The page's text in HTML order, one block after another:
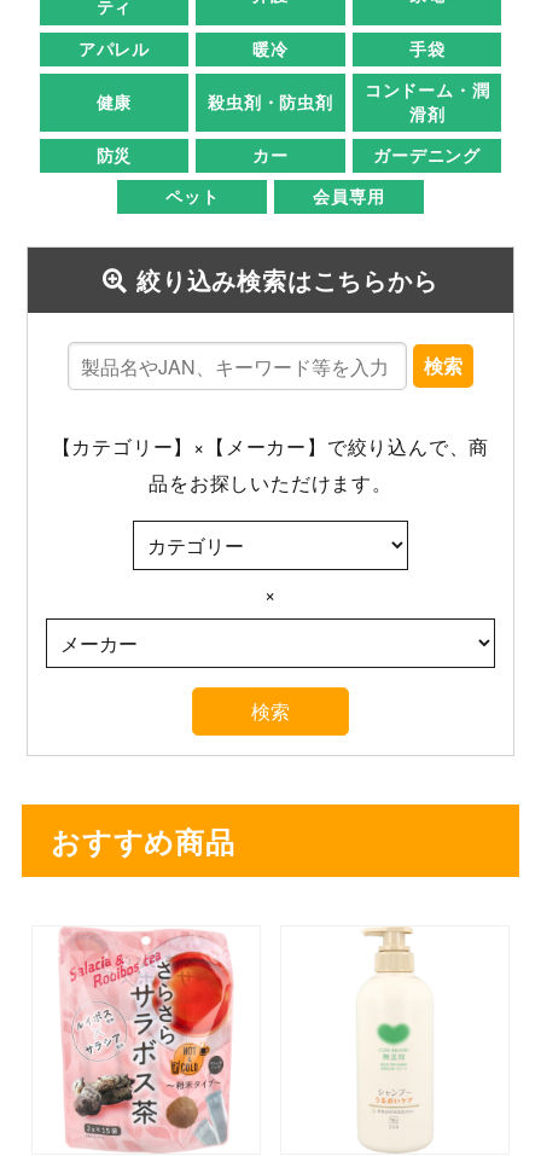
ティ
アパレル 暖冷 手袋
健康 殺虫剤・防虫剤
コンドーム・潤
滑剤
防災
カー
ガーデニング
ペット
会員専用
絞り込み検索はこちらから
検索
【カテゴリー】×【メーカー】で絞り込んで、商
品をお探しいただけます。
×
おすすめ商品